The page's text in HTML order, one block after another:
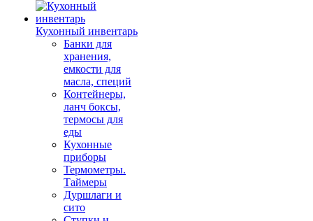
Кухонный инвентарь
Банки для
хранения,
емкости для
масла, специй
Контейнеры,
ланч боксы,
термосы для
еды
Кухонные
приборы
Термометры.
Таймеры
Дуршлаги и
сито